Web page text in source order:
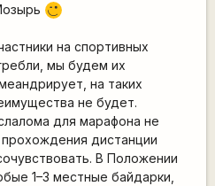
;)
на спортивных
мы будем их
на таких
не будет.
для марафона не
дистанции
В Положении
1–3 местные байдарки,